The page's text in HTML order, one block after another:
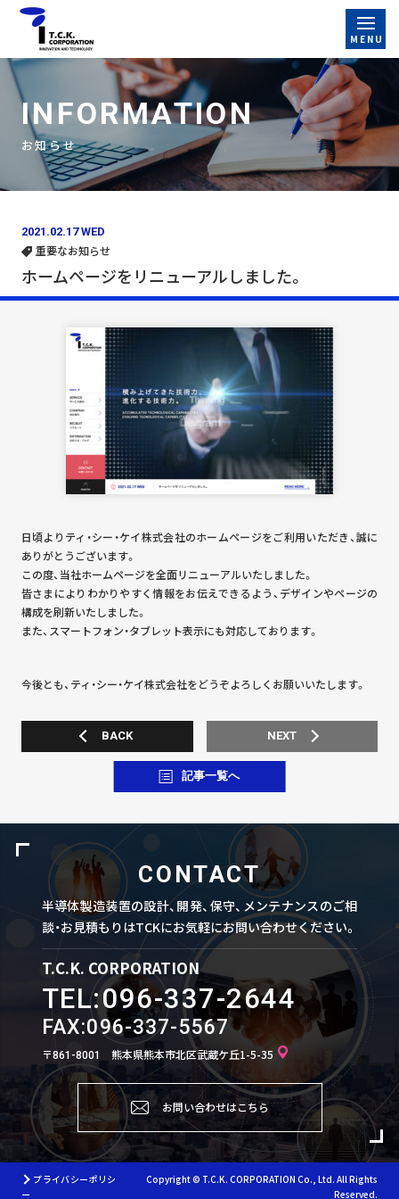
INFORMATION
お知らせ
2021.02.17 WED
重要なお知らせ
ホームページをリニューアルしました。
日頃よりティ・シー・ケイ株式会社のホームページをご利用いただき、誠に
ありがとうございます。
この度、当社ホームページを全面リニューアルいたしました。
皆さまによりわかりやすく情報をお伝えできるよう、デザインやページの
構成を刷新いたしました。
また、スマートフォン・タブレット表示にも対応しております。
今後とも、ティ・シー・ケイ株式会社をどうぞよろしくお願いいたします。
BACK
記事一覧へ
NEXT
CONTACT
半導体製造装置の設計、開発、保守、メンテナンスのご相
談・お見積もりはTCKにお気軽にお問い合わせください。
T.C.K. CORPORATION
TEL:096-337-2644
FAX:096-337-5567
〒861-8001 熊本県熊本市北区武蔵ケ丘1-5-35
お問い合わせはこちら
プライバシーポリシ
ー
Copyright © T.C.K. CORPORATION Co., Ltd. All Rights
Reserved.